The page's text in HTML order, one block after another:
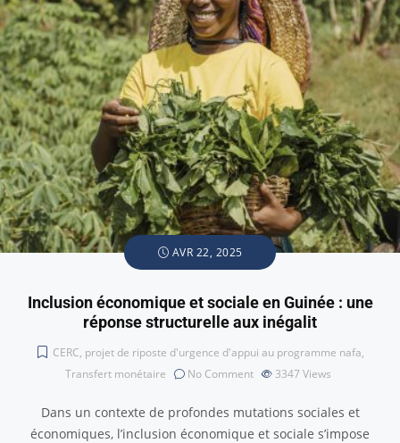
AVR 22, 2025
Inclusion économique et sociale en Guinée : une
réponse structurelle aux inégalit
CERC, projet de riposte d'urgence d'appui au programme nafa,
Transfert monétaire
No Comment 3347 Views
Dans un contexte de profondes mutations sociales et
économiques, l’inclusion économique et sociale s’impose